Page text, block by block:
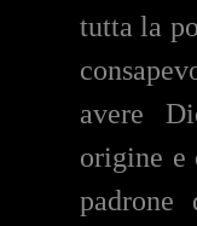
tutta la
avere
origine e